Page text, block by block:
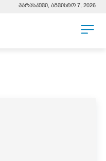
პარასკევი, აგვისტო 7, 2026